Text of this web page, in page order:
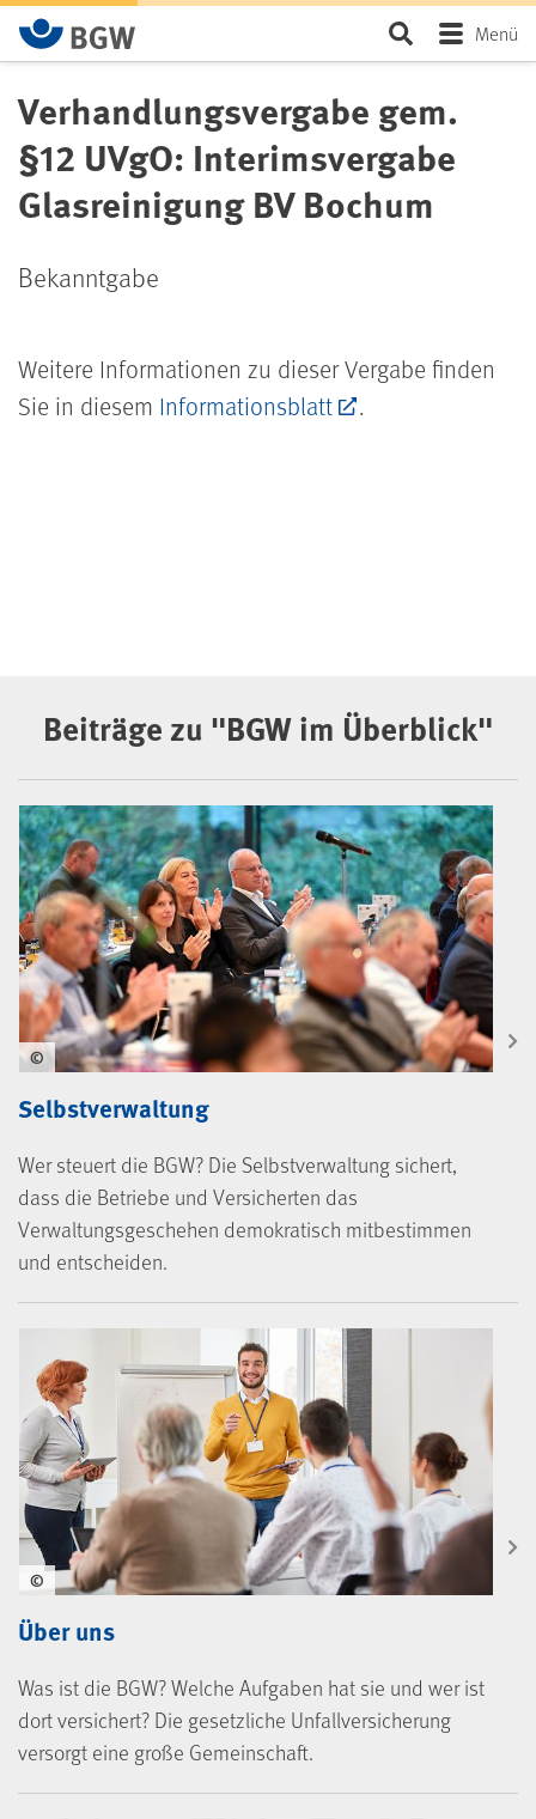
Zum Hauptinhalt springen SeiteMenü
Verhandlungsvergabe gem.
§12 UVgO: Interimsvergabe
Glasreinigung BV Bochum
Bekanntgabe
Weitere Informationen zu dieser Vergabe finden
Sie in diesem Informationsblatt .
Beiträge zu "BGW im Überblick"
Selbstverwaltung
Wer steuert die BGW? Die Selbstverwaltung sichert,
dass die Betriebe und Versicherten das
Verwaltungsgeschehen demokratisch mitbestimmen
und entscheiden.
©
Über uns
Was ist die BGW? Welche Aufgaben hat sie und wer ist
dort versichert? Die gesetzliche Unfallversicherung
versorgt eine große Gemeinschaft.
©